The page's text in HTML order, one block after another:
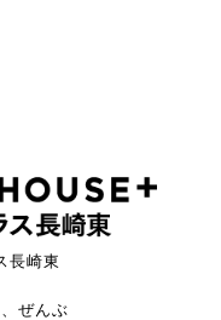
長崎東
ぜんぶ